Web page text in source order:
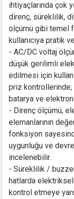
ihtiyaçlarında çok
direnç, süreklilik,
ölçümü gibi temel
kullanıcıya pratik
- AC/DC voltaj
düşük gerilimli
edilmesi için
priz kontrollerinde;
batarya ve
- Direnç ölçümü,
elemanlarının
fonksiyon
uygunluğu ve
incelenebilir.
- Süreklilik /
hatlarda elektriksel
kontrol etmeye